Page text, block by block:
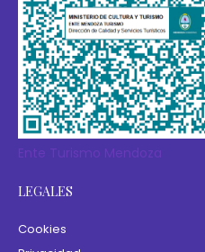
Ente Turismo Mendoza
LEGALES
Cookies